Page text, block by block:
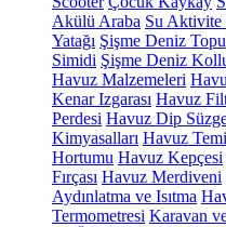
Akülü Araba Su Aktivite
Yatağı Şişme Deniz Topu
Simidi Şişme Deniz
Havuz Malzemeleri
Kenar Izgarası Havuz
Perdesi Havuz Dip
Kimyasalları Havuz
Hortumu Havuz Kepçesi
Fırçası Havuz Merdiveni
Aydınlatma ve Isıtma
Termometresi Karavan